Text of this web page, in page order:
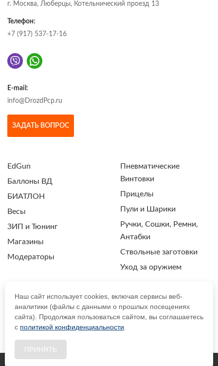
г. Москва, Люберцы, Котельнический проезд 13
Телефон:
+7 (917) 537-17-16
E-mail:
info@DrozdPcp.ru
ЗАДАТЬ ВОПРОС
EdGun
Баллоны ВД
БИАТЛОН
Весы
ЗИП и Тюнинг
Магазины
Модераторы
Пневматические
Винтовки
Прицелы
Пули и Шарики
Ручки, Сошки, Ремни,
Антабки
Ствольные заготовки
Уход за оружием
ПОЛИТИКА КОНФИДЕНЦИАЛЬНОСТИ
Наш сайт использует cookies, включая сервисы веб-
аналитики (файлы с данными о прошлых посещениях
сайта). Продолжая пользоваться сайтом, вы соглашаетесь
с политикой конфиденциальности
ПРИНЯТЬ